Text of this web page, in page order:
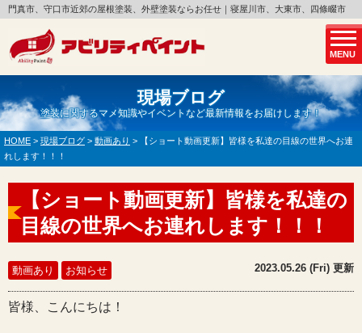
MENU
門真市、守口市近郊の屋根塗装、外壁塗装ならお任せ｜寝屋川市、大東市、四條畷市
現場ブログ
塗装に関するマメ知識やイベントなど最新情報をお届けします！
HOME > 現場ブログ > 動画あり >
【ショート動画更新】皆様を私達の目線の世界へお連
れします！！！
【ショート動画更新】皆様を私達の
目線の世界へお連れします！！！
動画あり お知らせ 2023.05.26 (Fri) 更新
皆様、こんにちは！